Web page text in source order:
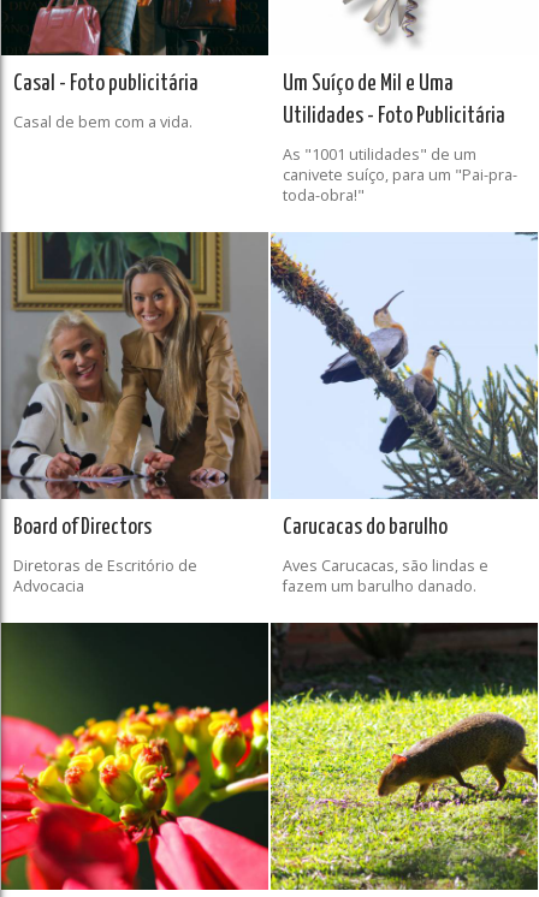
Casal - Foto publicitária
Casal de bem com a vida.
Um Suíço de Mil e Uma
Utilidades - Foto Publicitária
As "1001 utilidades" de um
canivete suíço, para um "Pai-pra-
toda-obra!"
Board of Directors
Diretoras de Escritório de
Advocacia
Carucacas do barulho
Aves Carucacas, são lindas e
fazem um barulho danado.